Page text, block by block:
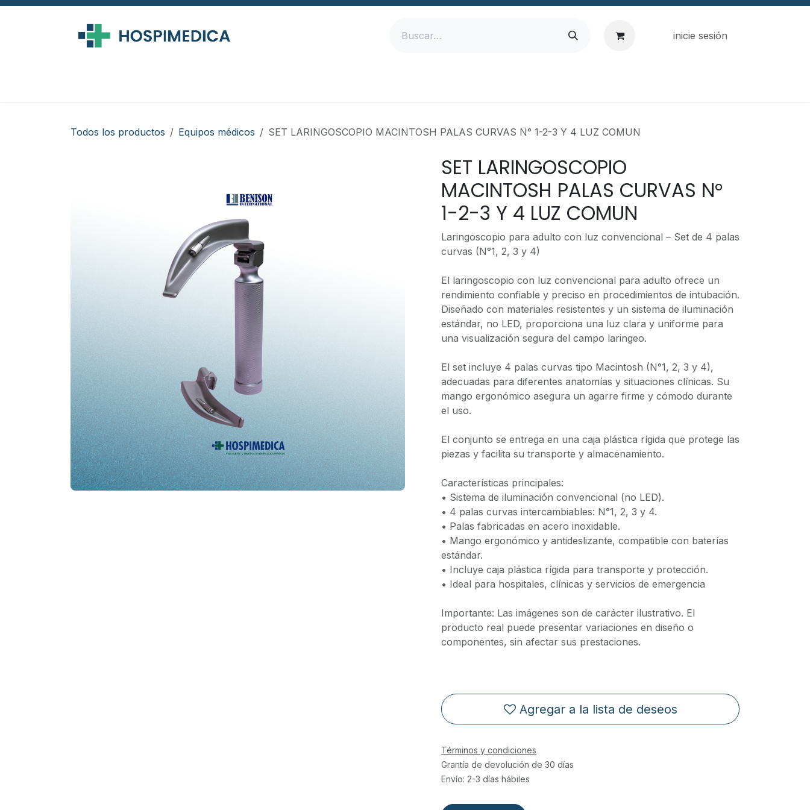
Ir al contenido
inicie sesión
Todos los productos Equipos médicos SET LARINGOSCOPIO MACINTOSH PALAS CURVAS N° 1-2-3 Y 4 LUZ COMUN
SET LARINGOSCOPIO
MACINTOSH PALAS CURVAS N°
1-2-3 Y 4 LUZ COMUN
Laringoscopio para adulto con luz convencional – Set de 4 palas
curvas (N°1, 2, 3 y 4)
El laringoscopio con luz convencional para adulto ofrece un
rendimiento confiable y preciso en procedimientos de intubación.
Diseñado con materiales resistentes y un sistema de iluminación
estándar, no LED, proporciona una luz clara y uniforme para
una visualización segura del campo laringeo.
El set incluye 4 palas curvas tipo Macintosh (N°1, 2, 3 y 4),
adecuadas para diferentes anatomías y situaciones clínicas. Su
mango ergonómico asegura un agarre firme y cómodo durante
el uso.
El conjunto se entrega en una caja plástica rígida que protege las
piezas y facilita su transporte y almacenamiento.
Características principales:
• Sistema de iluminación convencional (no LED).
• 4 palas curvas intercambiables: N°1, 2, 3 y 4.
• Palas fabricadas en acero inoxidable.
• Mango ergonómico y antideslizante, compatible con baterías
estándar.
• Incluye caja plástica rígida para transporte y protección.
• Ideal para hospitales, clínicas y servicios de emergencia
Importante: Las imágenes son de carácter ilustrativo. El
producto real puede presentar variaciones en diseño o
componentes, sin afectar sus prestaciones.
Agregar a la lista de deseos
Términos y condiciones
Grantía de devolución de 30 días
Envío: 2-3 días hábiles